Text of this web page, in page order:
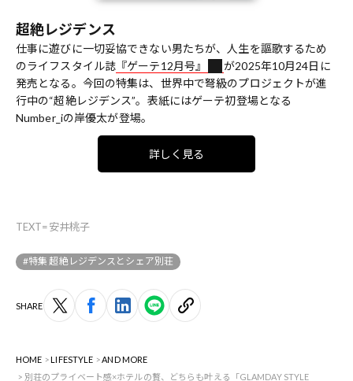
超絶レジデンス
仕事に遊びに一切妥協できない男たちが、人生を謳歌するため
のライフスタイル誌 『ゲーテ12月号』
が2025年10月24日に
発売となる。今回の特集は、世界中で弩級のプロジェクトが進
行中の“超絶レジデンス”。表紙にはゲーテ初登場となる
Number_iの岸優太が登場。
詳しく見る
TEXT=安井桃子
#特集 超絶レジデンスとシェア別荘
SHARE
HOME LIFESTYLE
AND MORE
別荘のプライベート感×ホテルの贅、どちらも叶える「GLAMDAY STYLE